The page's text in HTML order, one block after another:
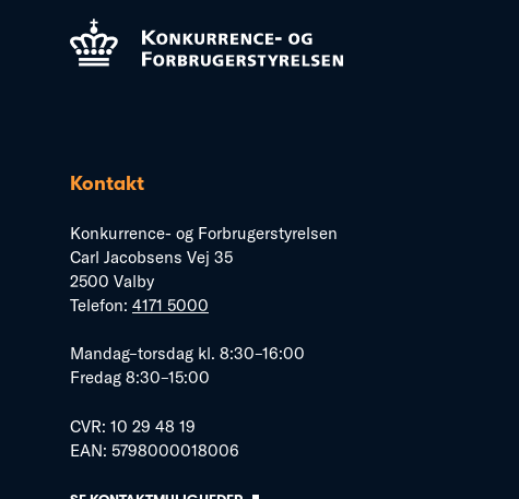
Kontakt
Konkurrence- og Forbrugerstyrelsen
Carl Jacobsens Vej 35
2500 Valby
Telefon: 4171 5000
Mandag–torsdag kl. 8:30–16:00
Fredag 8:30–15:00
CVR: 10 29 48 19
EAN: 5798000018006